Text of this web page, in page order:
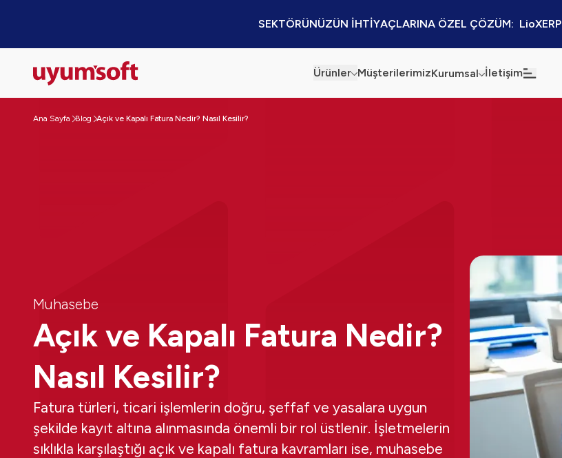
SEKTÖRÜNÜZÜN İHTİYAÇLARINA ÖZEL ÇÖZÜM:  LioXERP
Ürünler MüşterilerimizKurumsal İletişim
İş Ortaklığı Platformu
Ana Sayfa Blog Açık ve Kapalı Fatura Nedir? Nasıl Kesilir?
Muhasebe
Açık ve Kapalı Fatura Nedir?
Nasıl Kesilir?
Fatura türleri, ticari işlemlerin doğru, şeffaf ve yasalara uygun
şekilde kayıt altına alınmasında önemli bir rol üstlenir. İşletmelerin
sıklıkla karşılaştığı açık ve kapalı fatura kavramları ise, muhasebe